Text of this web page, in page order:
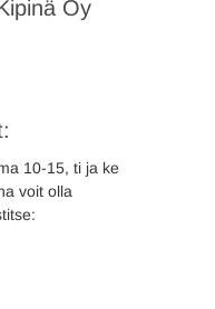
Oy
10-15, ti ja ke
voit olla